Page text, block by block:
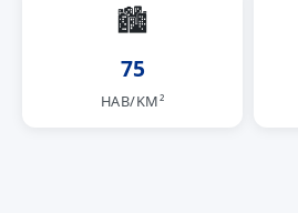
🏙
75
HAB/KM²